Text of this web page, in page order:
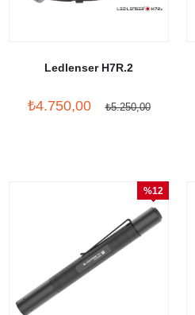
Ledlenser H7R.2
₺4.750,00 ₺5.250,00
%12
İndirim